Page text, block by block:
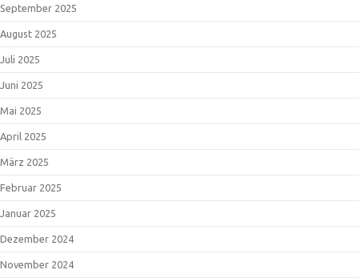
September 2025
August 2025
Juli 2025
Juni 2025
Mai 2025
April 2025
März 2025
Februar 2025
Januar 2025
Dezember 2024
November 2024